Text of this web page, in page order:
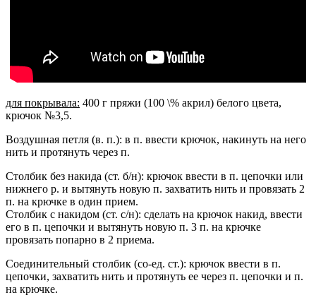
для покрывала: 400 г пряжи (100 \% акрил) белого цвета,
крючок №3,5.
Воздушная петля (в. п.): в п. ввести крючок, накинуть на него
нить и протянуть через п.
Столбик без накида (ст. б/н): крючок ввести в п. цепочки или
нижнего р. и вытянуть новую п. захватить нить и провязать 2
п. на крючке в один прием.
Столбик с накидом (ст. с/н): сделать на крючок накид, ввести
его в п. цепочки и вытянуть новую п. 3 п. на крючке
провязать попарно в 2 приема.
Соединительный столбик (со-ед. ст.): крючок ввести в п.
цепочки, захватить нить и протянуть ее через п. цепочки и п.
на крючке.